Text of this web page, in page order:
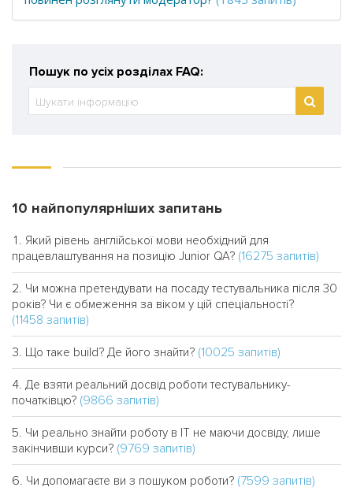
Пошук по усіх розділах FAQ:
10 найпопулярніших запитань
Який рівень англійської мови необхідний для
працевлаштування на позицію Junior QA? (16275 запитів)
Чи можна претендувати на посаду тестувальника після 30
років? Чи є обмеження за віком у цій спеціальності?
(11458 запитів)
Що таке build? Де його знайти? (10025 запитів)
Де взяти реальний досвід роботи тестувальнику-
початківцю? (9866 запитів)
Чи реально знайти роботу в IT не маючи досвіду, лише
закінчивши курси? (9769 запитів)
Чи допомагаєте ви з пошуком роботи? (7599 запитів)